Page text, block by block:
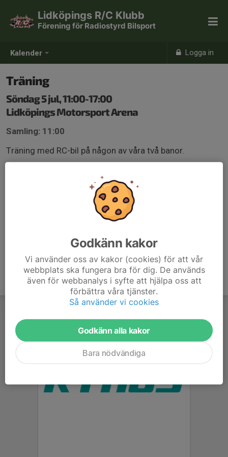
Kalender Logga in
Lidköpings R/C Klubb
Förening för Radiostyrd Bilsport
Träning
Söndag 5 jul, 11:00-17:00
Lidköpings Motorsport Arena
Samling: 11:00
Träning med RC-bil på någon av våra två banor.
Godkänn kakor
Vi använder oss av kakor (cookies) för att vår
webbplats ska fungera bra för dig. De används
även för webbanalys i syfte att hjälpa oss att
förbättra våra tjänster.
Så använder vi cookies
Godkänn alla kakor
Bara nödvändiga